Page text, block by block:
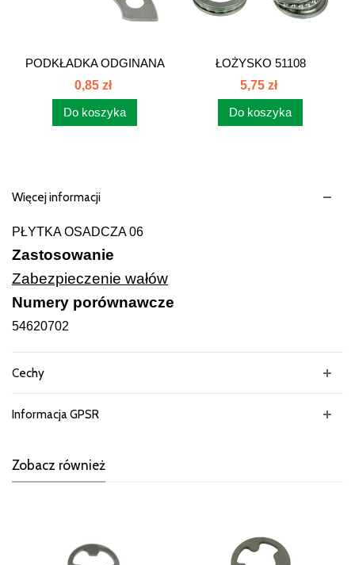
PODKŁADKA ODGINANA
POMPY...
0,85 zł
Do koszyka
ŁOŻYSKO 51108
5,75 zł
Do koszyka
Więcej informacji
PŁYTKA OSADCZA 06
Zastosowanie
Zabezpieczenie wałów
Numery porównawcze
54620702
Cechy
Informacja GPSR
Zobacz również